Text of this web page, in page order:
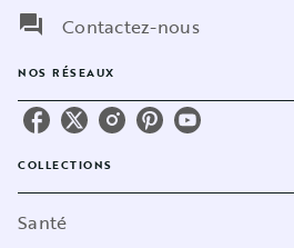
question_answer
Contactez-nous
NOS RÉSEAUX
COLLECTIONS
Santé